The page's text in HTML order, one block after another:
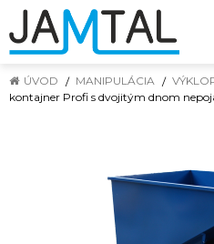
ÚVOD MANIPULÁCIA
kontajner Profi s dvojitým dnom